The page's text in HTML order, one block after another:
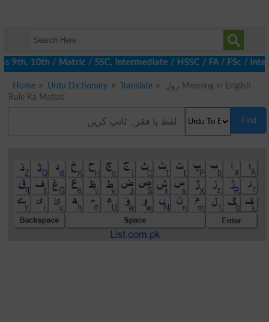
10th / Matric / SSC, Intermediate / HSSC / FA / FSc / Inter,
Home Urdu Dictionary Translate
رول Meaning in English
Rule Ka Matlab
Find